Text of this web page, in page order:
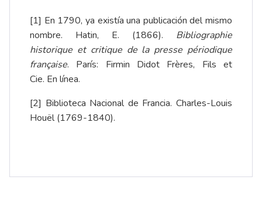
[1] En 1790, ya existía una publicación del mismo
nombre. Hatin, E. (1866). Bibliographie
historique et critique de la presse périodique
française. París: Firmin Didot Frères, Fils et
Cie. En línea.
[2] Biblioteca Nacional de Francia. Charles-Louis
Houël (1769-1840).